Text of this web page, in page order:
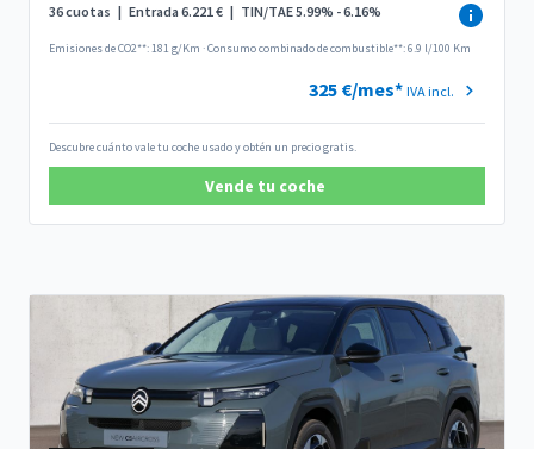
36 cuotas | Entrada 6.221 € | TIN/TAE 5.99% - 6.16%
Emisiones de CO2**: 181 g/Km ·Consumo combinado de combustible**: 6.9 l/100 Km
325 €/mes* IVA incl.
Descubre cuánto vale tu coche usado y obtén un precio gratis.
Vende tu coche